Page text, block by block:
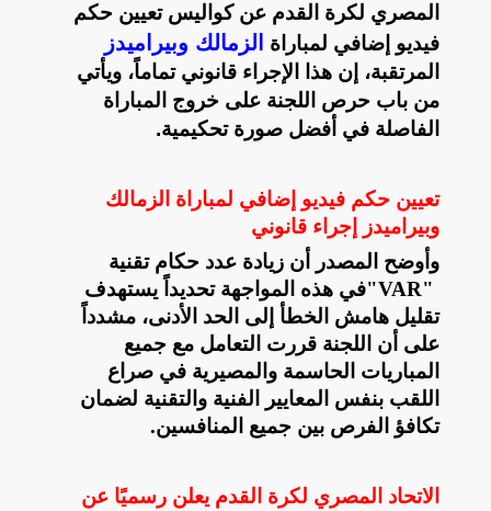
المصري لكرة القدم عن كواليس تعيين حكم
فيديو إضافي لمباراة
الزمالك وبيراميدز
المرتقبة، إن هذا الإجراء قانوني تماماً، ويأتي
من باب حرص اللجنة على خروج المباراة
الفاصلة في أفضل صورة تحكيمية.
تعيين حكم فيديو إضافي لمباراة الزمالك
وبيراميدز إجراء قانوني
وأوضح المصدر أن زيادة عدد حكام تقنية
"VAR"في هذه المواجهة تحديداً يستهدف
تقليل هامش الخطأ إلى الحد الأدنى، مشدداً
على أن اللجنة قررت التعامل مع جميع
المباريات الحاسمة والمصيرية في صراع
اللقب بنفس المعايير الفنية والتقنية لضمان
تكافؤ الفرص بين جميع المنافسين.
الاتحاد المصري لكرة القدم يعلن رسميًا عن